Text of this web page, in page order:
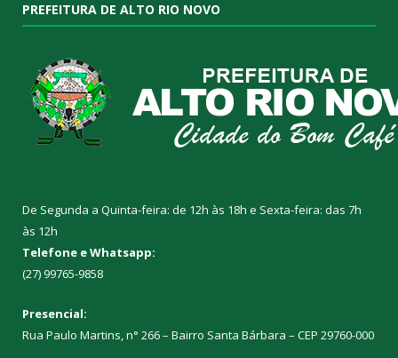
PREFEITURA DE ALTO RIO NOVO
De Segunda a Quinta-feira: de 12h às 18h e Sexta-feira: das 7h
às 12h
Telefone e Whatsapp:
(27) 99765-9858
Presencial:
Rua Paulo Martins, n° 266 – Bairro Santa Bárbara – CEP 29760-000